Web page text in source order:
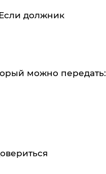
Если должник
можно передать: